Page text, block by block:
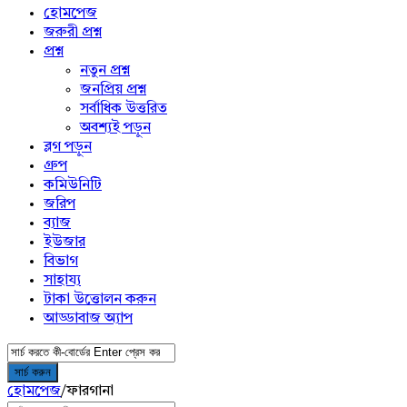
menu
হোমপেজ
জরুরী প্রশ্ন
প্রশ্ন
নতুন প্রশ্ন
জনপ্রিয় প্রশ্ন
সর্বাধিক উত্তরিত
অবশ্যই পড়ুন
ব্লগ পড়ুন
গ্রুপ
কমিউনিটি
জরিপ
ব্যাজ
ইউজার
বিভাগ
সাহায্য
টাকা উত্তোলন করুন
আড্ডাবাজ অ্যাপ
হোমপেজ/ফারগানা